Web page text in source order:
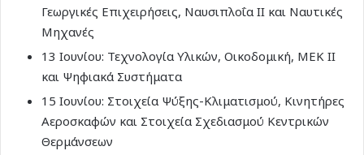
Γεωργικές Επιχειρήσεις, Ναυσιπλοΐα II και Ναυτικές
Μηχανές
13 Ιουνίου: Τεχνολογία Υλικών, Οικοδομική, ΜΕΚ II
και Ψηφιακά Συστήματα
15 Ιουνίου: Στοιχεία Ψύξης-Κλιματισμού, Κινητήρες
Αεροσκαφών και Στοιχεία Σχεδιασμού Κεντρικών
Θερμάνσεων